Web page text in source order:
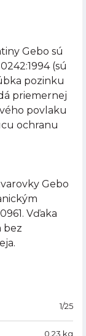
Gebo sú
(sú
pozinku
priemernej
povlaku
ochranu
Gebo
Vďaka
bez
1/25
0,23 kg